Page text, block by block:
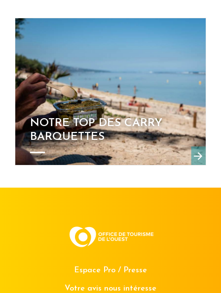
NOTRE TOP DES CARRY
BARQUETTES
Espace Pro / Presse
Votre avis nous intéresse